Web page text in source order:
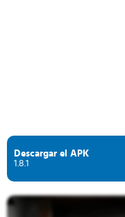
Descargar el APK
1.8.1